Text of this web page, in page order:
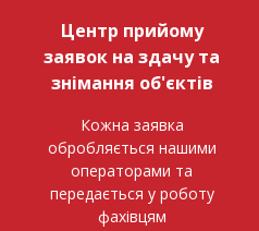
Центр прийому
заявок на здачу та
знімання об'єктів
Кожна заявка
обробляється нашими
операторами та
передається у роботу
фахівцям